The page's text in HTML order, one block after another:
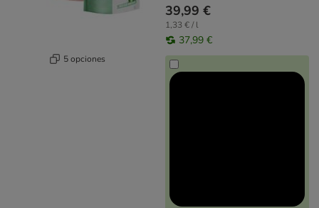
5 opciones
39,99 €
1,33 € / l
37,99 €